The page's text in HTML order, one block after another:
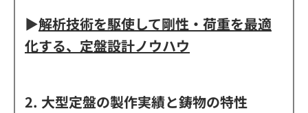
▶解析技術を駆使して剛性・荷重を最適
化する、定盤設計ノウハウ
2. 大型定盤の製作実績と鋳物の特性